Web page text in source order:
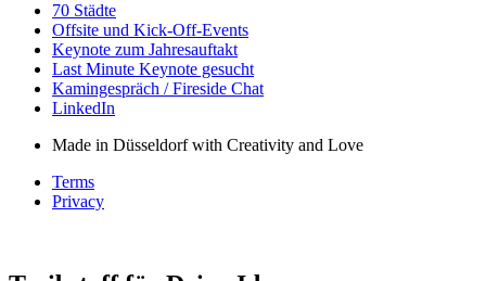
70 Städte
Offsite und Kick-Off-Events
Keynote zum Jahresauftakt
Last Minute Keynote gesucht
Kamingespräch / Fireside Chat
LinkedIn
Made in Düsseldorf with Creativity and Love
Terms
Privacy